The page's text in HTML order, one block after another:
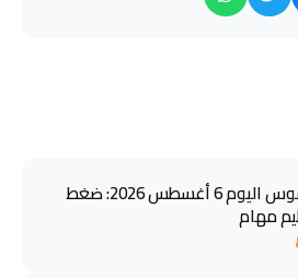
حظ برج القوس اليوم 6 أغسطس 2026: ضغط
مهام